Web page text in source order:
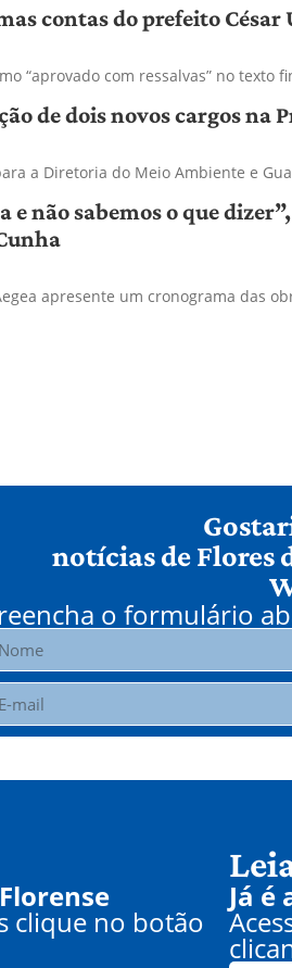
contas do prefeito
“aprovado com ressalvas” no
de dois novos cargos na
a Diretoria do Meio Ambiente e
e não sabemos o que
apresente um cronograma das
notícias de Flores
o formulário
clique no botão
Já é